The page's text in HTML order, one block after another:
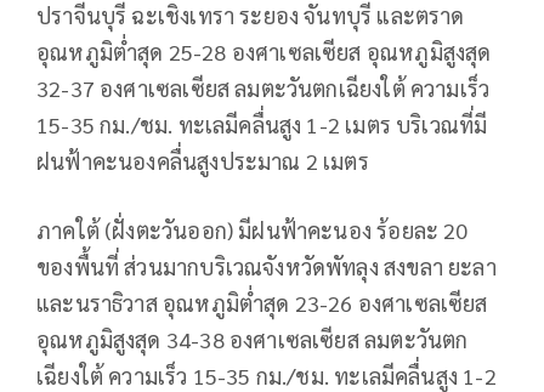
ปราจีนบุรี ฉะเชิงเทรา ระยอง จันทบุรี และตราด
อุณหภูมิต่ำสุด 25-28 องศาเซลเซียส อุณหภูมิสูงสุด
32-37 องศาเซลเซียส ลมตะวันตกเฉียงใต้ ความเร็ว
15-35 กม./ชม. ทะเลมีคลื่นสูง 1-2 เมตร บริเวณที่มี
ฝนฟ้าคะนองคลื่นสูงประมาณ 2 เมตร
ภาคใต้ (ฝั่งตะวันออก) มีฝนฟ้าคะนอง ร้อยละ 20
ของพื้นที่ ส่วนมากบริเวณจังหวัดพัทลุง สงขลา ยะลา
และนราธิวาส อุณหภูมิต่ำสุด 23-26 องศาเซลเซียส
อุณหภูมิสูงสุด 34-38 องศาเซลเซียส ลมตะวันตก
เฉียงใต้ ความเร็ว 15-35 กม./ชม. ทะเลมีคลื่นสูง 1-2